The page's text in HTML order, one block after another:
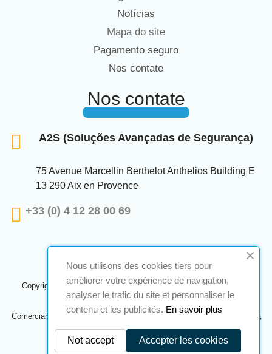
Notícias
Mapa do site
Pagamento seguro
Nos contate
Nos contate
A2S (Soluções Avançadas de Segurança)
75 Avenue Marcellin Berthelot Anthelios Building E
13 290 Aix en Provence
+33 (0) 4 12 28 00 69
Copyright © 2024 A2S ATEX. Todos os direitos reservados. Uma
realizaçãoNavilog
Comerciante aprovado pela opinião óbvia da empresa,
Clique aqui para
verificar.
Nous utilisons des cookies tiers pour
améliorer votre expérience de navigation,
analyser le trafic du site et personnaliser le
contenu et les publicités. En savoir plus
Accepter les cookies
Not accept